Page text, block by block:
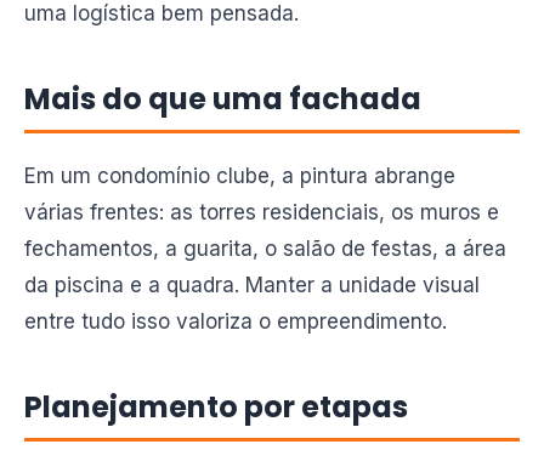
uma logística bem pensada.
Mais do que uma fachada
Em um condomínio clube, a pintura abrange
várias frentes: as torres residenciais, os muros e
fechamentos, a guarita, o salão de festas, a área
da piscina e a quadra. Manter a unidade visual
entre tudo isso valoriza o empreendimento.
Planejamento por etapas